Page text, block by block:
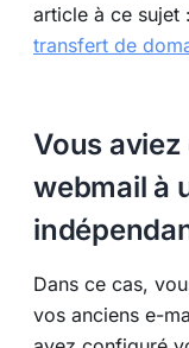
article à ce sujet
transfert de
Vous
webmail à
Dans ce cas,
vos anciens e-